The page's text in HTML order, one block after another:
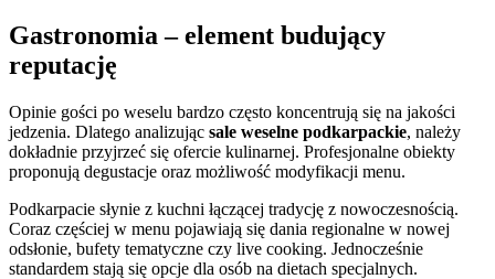
Gastronomia – element budujący
reputację
Opinie gości po weselu bardzo często koncentrują się na jakości
jedzenia. Dlatego analizując sale weselne podkarpackie, należy
dokładnie przyjrzeć się ofercie kulinarnej. Profesjonalne obiekty
proponują degustacje oraz możliwość modyfikacji menu.
Podkarpacie słynie z kuchni łączącej tradycję z nowoczesnością.
Coraz częściej w menu pojawiają się dania regionalne w nowej
odsłonie, bufety tematyczne czy live cooking. Jednocześnie
standardem stają się opcje dla osób na dietach specjalnych.